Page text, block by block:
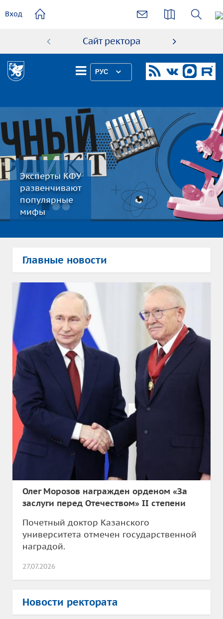
содержанию
Вход
Сайт ректора
РУС
Эксперты КФУ
развенчивают
популярные
мифы
Главные новости
Олег Морозов награжден орденом «За
заслуги перед Отечеством» II степени
Почетный доктор Казанского
университета отмечен государственной
наградой.
27.07.2026
Новости ректората